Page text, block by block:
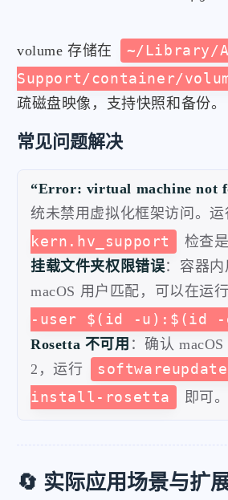
volume 存储在
~/Library/
Support/container/
疏磁盘映像，支持快照和备份。
常见问题解决
“Error: virtual machine not
统未禁用虚拟化框架访问。运
kern.hv_support
检查
挂载文件夹权限错误：容器
macOS 用户匹配，可以在运
-user $(id -u):$(id -
Rosetta 不可用 ：确认
2，运行
install-rosetta
即可。
🔄 实际应用场景与扩